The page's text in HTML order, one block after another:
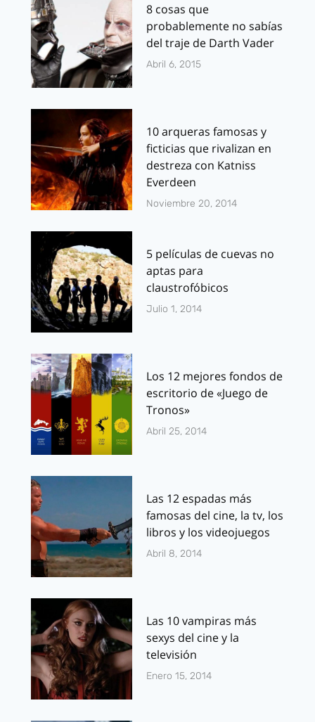
8 cosas que
probablemente no sabías
del traje de Darth Vader
Abril 6, 2015
10 arqueras famosas y
ficticias que rivalizan en
destreza con Katniss
Everdeen
Noviembre 20, 2014
5 películas de cuevas no
aptas para
claustrofóbicos
Julio 1, 2014
Los 12 mejores fondos de
escritorio de «Juego de
Tronos»
Abril 25, 2014
Las 12 espadas más
famosas del cine, la tv, los
libros y los videojuegos
Abril 8, 2014
Las 10 vampiras más
sexys del cine y la
televisión
Enero 15, 2014